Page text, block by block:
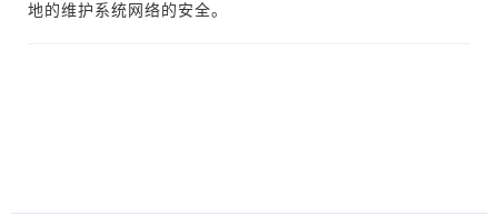
地的维护系统网络的安全。